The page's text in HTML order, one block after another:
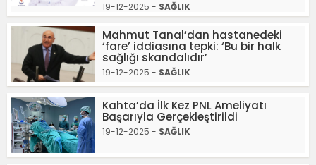
19-12-2025 - SAĞLIK
Mahmut Tanal’dan hastanedeki
‘fare’ iddiasına tepki: ‘Bu bir halk
sağlığı skandalıdır’
19-12-2025 - SAĞLIK
Kahta’da İlk Kez PNL Ameliyatı
Başarıyla Gerçekleştirildi
19-12-2025 - SAĞLIK